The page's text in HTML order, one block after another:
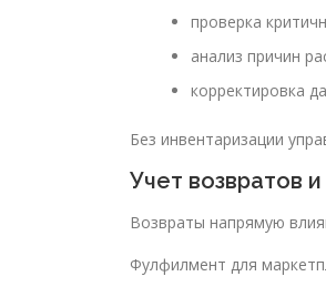
проверка
анализ причин
корректировка
Без инвентаризации
Учет возвратов
Возвраты напрямую
Фулфилмент для